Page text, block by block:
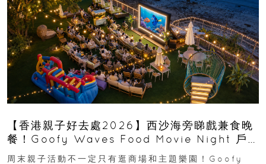
【香港親子好去處2026】西沙海旁睇戲兼食晚
餐！Goofy Waves Food Movie Night 戶
外影院逢週末登場
周末親子活動不一定只有逛商場和主題樂園！Goofy